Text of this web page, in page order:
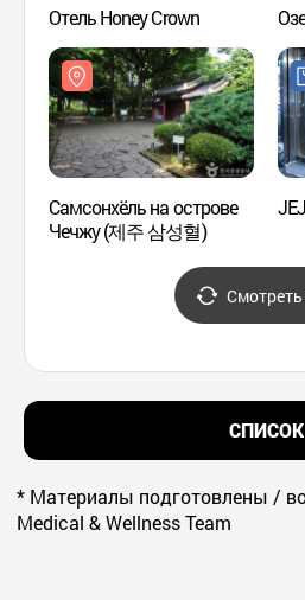
Отель Honey Crown
Самсонхёль на острове
Чечжу (제주 삼성혈)
СПИСОК
* Материалы подготовлены /
Medical & Wellness Team